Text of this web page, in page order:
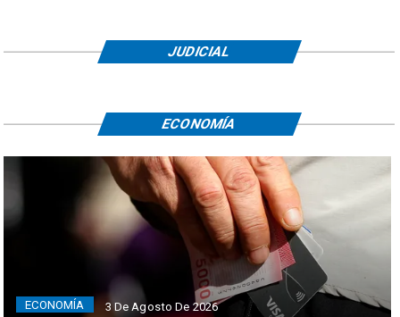
JUDICIAL
ECONOMÍA 3 De Agosto De 2026
ECONOMÍA